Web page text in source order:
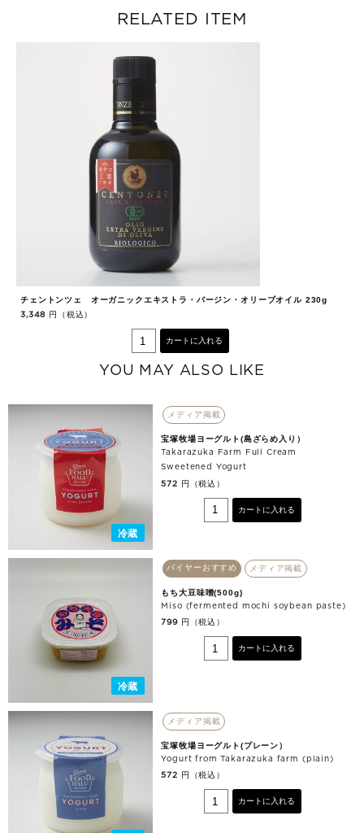
RELATED ITEM
チェントンツェ オーガニックエキストラ・バージン・オリーブオイル 230g
3,348 円（税込）
カートに入れる
YOU MAY ALSO LIKE
冷蔵
メディア掲載
宝塚牧場ヨーグルト(島ざらめ入り）
Takarazuka Farm Full Cream
Sweetened Yogurt
572 円（税込）
カートに入れる
冷蔵
バイヤーおすすめ メディア掲載
もち大豆味噌(500g)
Miso (fermented mochi soybean paste)
799 円（税込）
カートに入れる
メディア掲載
宝塚牧場ヨーグルト(プレーン）
Yogurt from Takarazuka farm (plain)
572 円（税込）
カートに入れる